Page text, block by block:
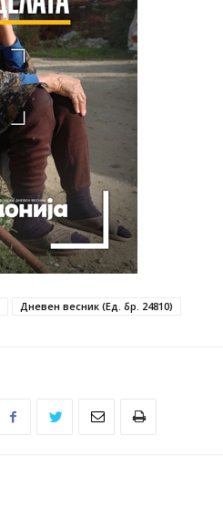
Дневен весник (Ед. бр. 24810)